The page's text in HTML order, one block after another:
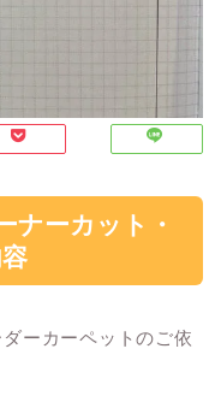
ナーカット・
ーカーペットのご依